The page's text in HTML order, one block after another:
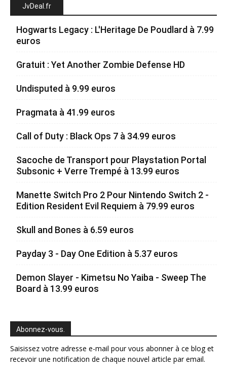
JvDeal.fr
Hogwarts Legacy : L'Heritage De Poudlard à 7.99
euros
Gratuit : Yet Another Zombie Defense HD
Undisputed à 9.99 euros
Pragmata à 41.99 euros
Call of Duty : Black Ops 7 à 34.99 euros
Sacoche de Transport pour Playstation Portal
Subsonic + Verre Trempé à 13.99 euros
Manette Switch Pro 2 Pour Nintendo Switch 2 -
Edition Resident Evil Requiem à 79.99 euros
Skull and Bones à 6.59 euros
Payday 3 - Day One Edition à 5.37 euros
Demon Slayer - Kimetsu No Yaiba - Sweep The
Board à 13.99 euros
Abonnez-vous.
Saisissez votre adresse e-mail pour vous abonner à ce blog et
recevoir une notification de chaque nouvel article par email.